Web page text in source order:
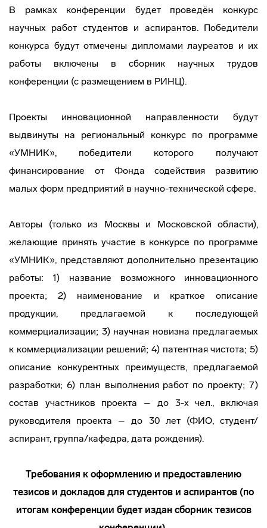
В рамках конференции будет проведён конкурс
научных работ студентов и аспирантов. Победители
конкурса будут отмечены дипломами лауреатов и их
работы включены в сборник научных трудов
конференции (с размещением в РИНЦ).
Проекты инновационной направленности будут
выдвинуты на региональный конкурс по программе
«УМНИК», победители которого получают
финансирование от Фонда содействия развитию
малых форм предприятий в научно-технической сфере.
Авторы (только из Москвы и Московской области),
желающие принять участие в конкурсе по программе
«УМНИК», представляют дополнительно презентацию
работы: 1) название возможного инновационного
проекта; 2) наименование и краткое описание
продукции, предлагаемой к последующей
коммерциализации; 3) научная новизна предлагаемых
к коммерциализации решений; 4) патентная чистота; 5)
описание конкурентных преимуществ, предлагаемой
разработки; 6) план выполнения работ по проекту; 7)
состав участников проекта – до 3-х чел., включая
руководителя проекта – до 30 лет (ФИО, студент/
аспирант, группа/кафедра, дата рождения).
Требования к оформлению и предоставлению
тезисов и докладов для студентов и аспирантов (по
итогам конференции будет издан сборник тезисов